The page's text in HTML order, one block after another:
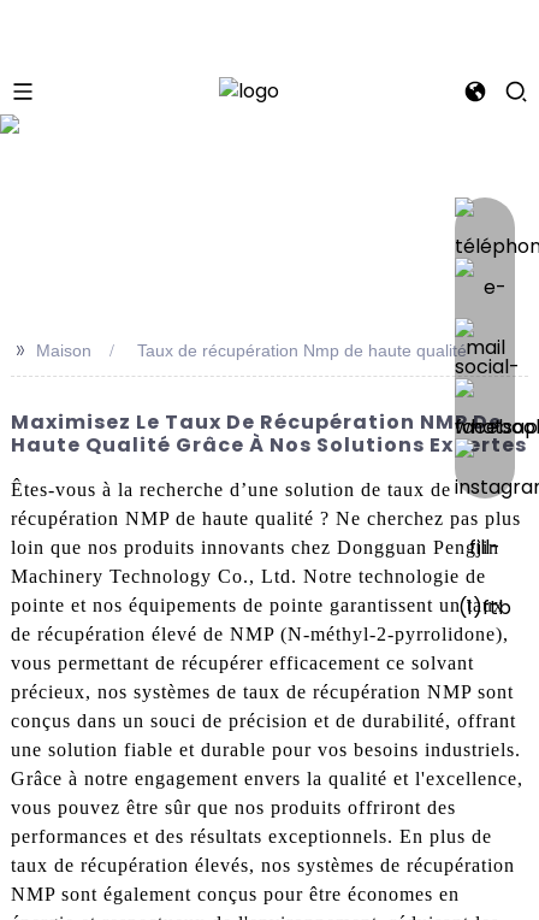
>> Maison Taux de récupération Nmp de haute qualité
Maximisez Le Taux De Récupération NMP De
Haute Qualité Grâce À Nos Solutions Expertes
Êtes-vous à la recherche d’une solution de taux de
récupération NMP de haute qualité ? Ne cherchez pas plus
loin que nos produits innovants chez Dongguan Pengjin
Machinery Technology Co., Ltd. Notre technologie de
pointe et nos équipements de pointe garantissent un taux
de récupération élevé de NMP (N-méthyl-2-pyrrolidone),
vous permettant de récupérer efficacement ce solvant
précieux, nos systèmes de taux de récupération NMP sont
conçus dans un souci de précision et de durabilité, offrant
une solution fiable et durable pour vos besoins industriels.
Grâce à notre engagement envers la qualité et l'excellence,
vous pouvez être sûr que nos produits offriront des
performances et des résultats exceptionnels. En plus de
taux de récupération élevés, nos systèmes de récupération
NMP sont également conçus pour être économes en